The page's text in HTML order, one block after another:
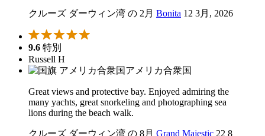
クルーズ ダーウィン湾 の 2月 Bonita 12 3月, 2026
9.6 特別
Russell H
アメリカ合衆国
Great views and protective bay. Enjoyed admiring the
many yachts, great snorkeling and photographing sea
lions during the beach walk.
クルーズ ダーウィン湾 の 8月 Grand Majestic 22 8